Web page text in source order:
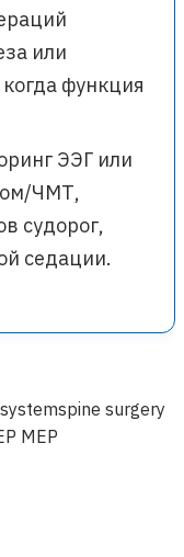
или
функция
ЭЭГ или
ЧМТ,
судорог,
седации.
spine surgery
MEP